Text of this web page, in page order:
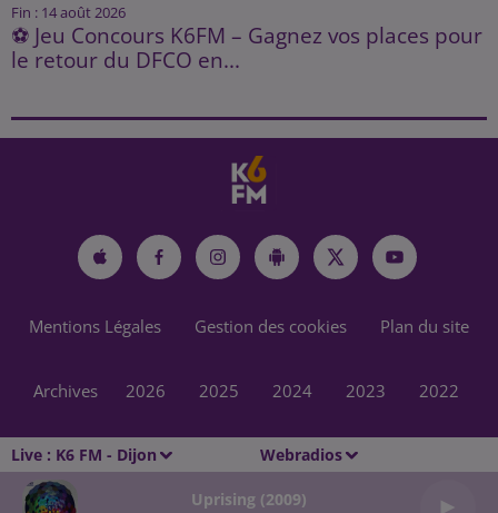
Live : K6 FM - Dijon Webradios
Uprising (2009)
Fin : 14 août 2026
⚽ Jeu Concours K6FM – Gagnez vos places pour
le retour du DFCO en...
Mentions Légales Gestion des cookies Plan du site
Archives 2026 2025 2024 2023 2022